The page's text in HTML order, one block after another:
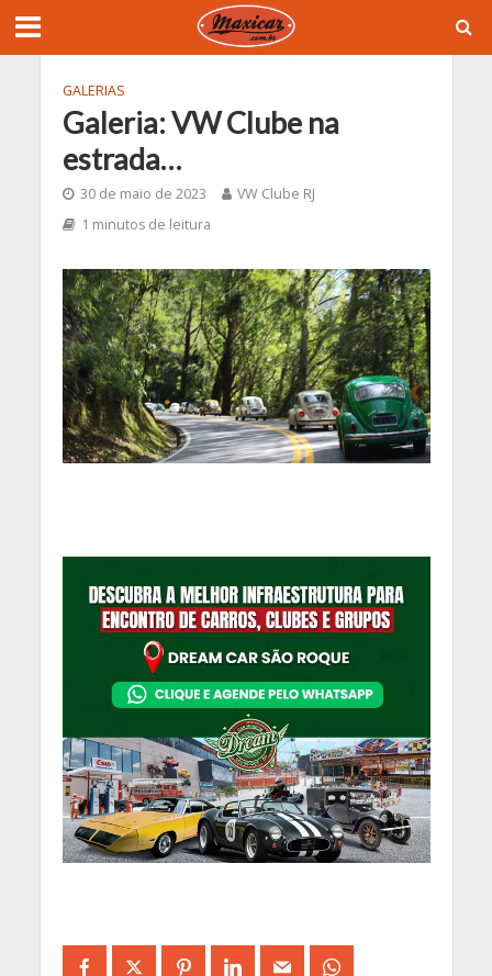
GALERIAS
Galeria: VW Clube na
estrada…
30 de maio de 2023
VW Clube RJ
1 minutos de leitura